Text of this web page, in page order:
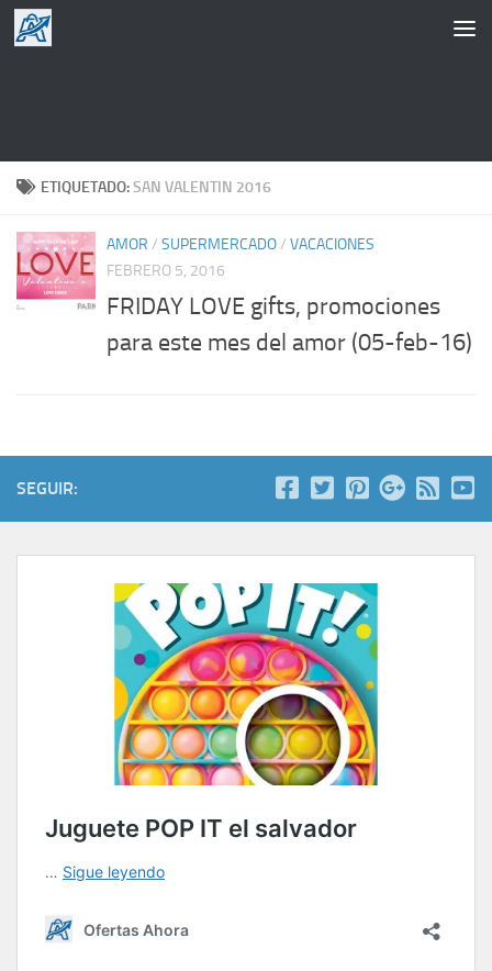
Saltar al contenido
ETIQUETADO:SAN VALENTIN 2016
AMOR / SUPERMERCADO/ VACACIONES
FEBRERO 5, 2016
FRIDAY LOVE gifts, promociones
para este mes del amor (05-feb-16)
SEGUIR: